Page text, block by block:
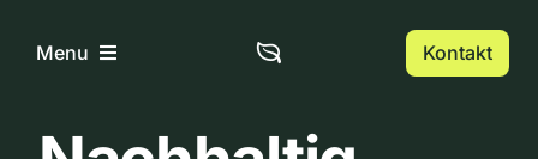
InhaltMenu
Home
Kontakt